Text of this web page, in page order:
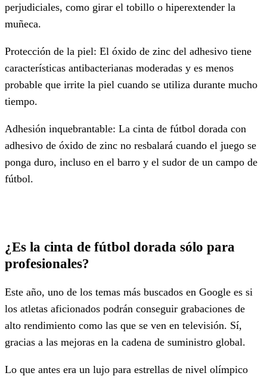
perjudiciales, como girar el tobillo o hiperextender la
muñeca.
Protección de la piel: El óxido de zinc del adhesivo tiene
características antibacterianas moderadas y es menos
probable que irrite la piel cuando se utiliza durante mucho
tiempo.
Adhesión inquebrantable: La cinta de fútbol dorada con
adhesivo de óxido de zinc no resbalará cuando el juego se
ponga duro, incluso en el barro y el sudor de un campo de
fútbol.
¿Es la cinta de fútbol dorada sólo para
profesionales?
Este año, uno de los temas más buscados en Google es si
los atletas aficionados podrán conseguir grabaciones de
alto rendimiento como las que se ven en televisión. Sí,
gracias a las mejoras en la cadena de suministro global.
Lo que antes era un lujo para estrellas de nivel olímpico